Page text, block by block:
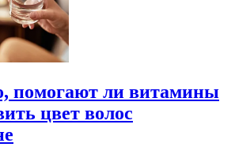
помогают ли витамины
цвет волос